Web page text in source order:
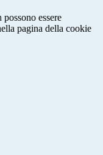
essere
pagina della cookie